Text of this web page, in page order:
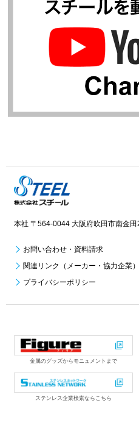
本社 〒564-0044 大阪府吹田市南金田
お問い合わせ・資料請求
関連リンク（メーカー・協力企業）
プライバシーポリシー
金属のグッズからモニュメントまで
ステンレス企業検索ならこちら